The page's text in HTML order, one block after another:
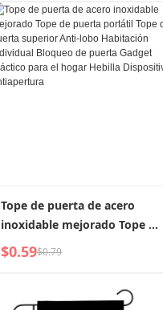
grados. Producto popular.
Tope de puerta de acero
inoxidable mejorado Tope de
puerta portátil Tope de
puerta superior Anti-lobo
Bloqueo de puerta Gadget
$0.59$0.79